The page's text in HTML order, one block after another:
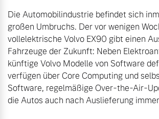
Die Automobilindustrie befindet sich
großen Umbruchs. Der vor wenigen
vollelektrische Volvo EX90 gibt einen
Fahrzeuge der Zukunft: Neben
künftige Volvo Modelle von Software
verfügen über Core Computing und
Software, regelmäßige Over-the-Air-
die Autos auch nach Auslieferung